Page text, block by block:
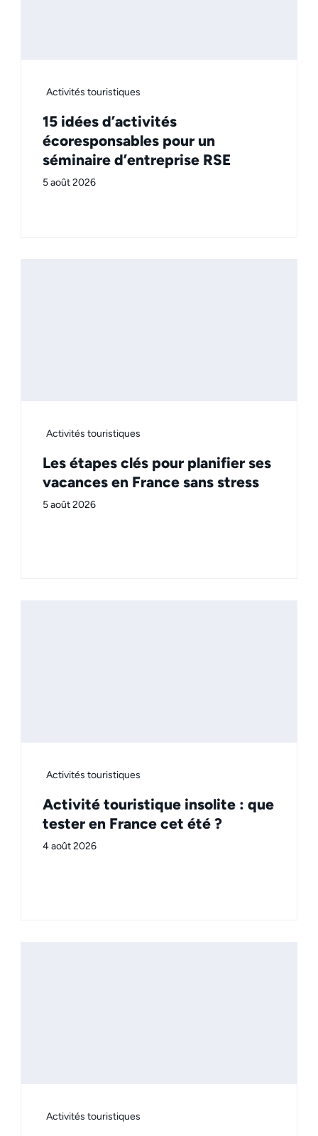
Activités touristiques
15 idées d’activités
écoresponsables pour un
séminaire d’entreprise RSE
5 août 2026
Activités touristiques
Les étapes clés pour planifier ses
vacances en France sans stress
5 août 2026
Activités touristiques
Activité touristique insolite : que
tester en France cet été ?
4 août 2026
Activités touristiques